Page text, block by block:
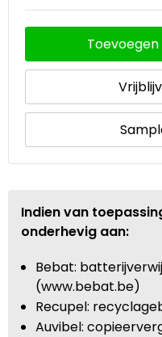
Indien van
onderhevig aan:
Bebat:
(www.bebat.be)
Recupel:
Auvibel: